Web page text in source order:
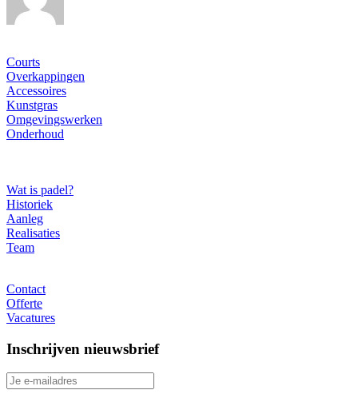
Courts
Overkappingen
Accessoires
Kunstgras
Omgevingswerken
Onderhoud
Wat is padel?
Historiek
Aanleg
Realisaties
Team
Contact
Offerte
Vacatures
Inschrijven nieuwsbrief